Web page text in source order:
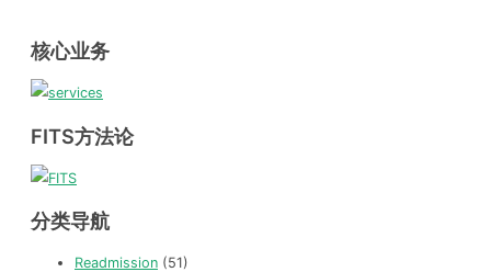
核心业务
FITS方法论
分类导航
Readmission (51)